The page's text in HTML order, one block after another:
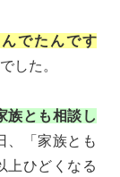
でたんです
した。
族とも相談し
、「家族とも
上ひどくなる